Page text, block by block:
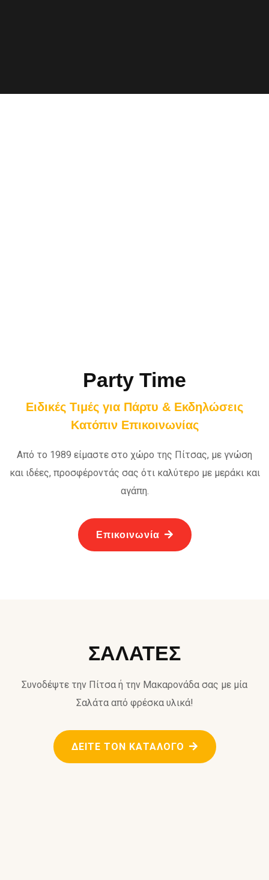
Party Time
Ειδικές Τιμές για Πάρτυ & Εκδηλώσεις
Κατόπιν Επικοινωνίας
Από το 1989 είμαστε στο χώρο της Πίτσας, με γνώση
και ιδέες, προσφέροντάς σας ότι καλύτερο με μεράκι και
αγάπη.
Επικοινωνία
ΣΑΛΑΤΕΣ
Συνοδέψτε την Πίτσα ή την Μακαρονάδα σας με μία
Σαλάτα από φρέσκα υλικά!
ΔΕΙΤΕ ΤΟΝ ΚΑΤΑΛΟΓΟ